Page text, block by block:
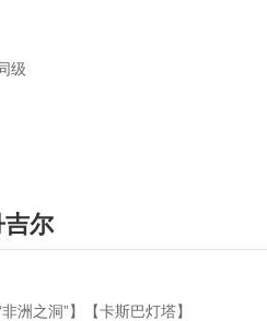
级
吉尔
洲之洞”】【卡斯巴灯塔】